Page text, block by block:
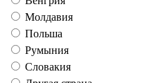
Турция, Пакистан и
военный блок. Уже можно
Фото